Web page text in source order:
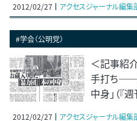
2012/02/27 アクセスジャーナル編集
#学会（公明党）
＜記事紹
手打ち――
中身」（『
2012/02/27 アクセスジャーナル編集